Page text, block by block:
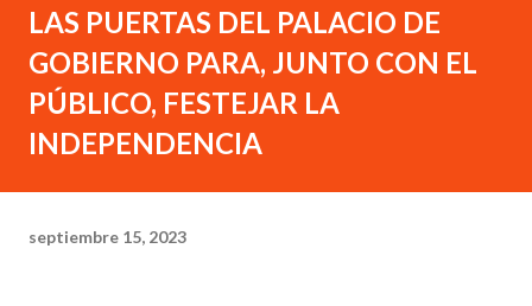
LAS PUERTAS DEL PALACIO DE
GOBIERNO PARA, JUNTO CON EL
PÚBLICO, FESTEJAR LA
INDEPENDENCIA
septiembre 15, 2023